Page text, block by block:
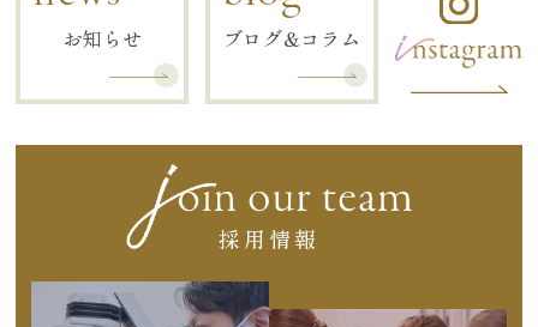
お知らせ ブログ&コラム
採用情報